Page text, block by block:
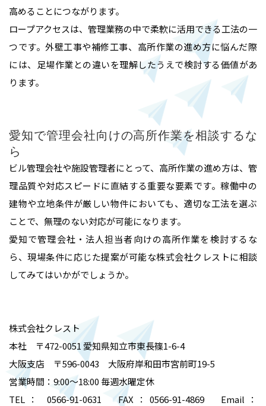
高めることにつながります。
ロープアクセスは、管理業務の中で柔軟に活用できる工法の一
つです。外壁工事や補修工事、高所作業の進め方に悩んだ際
には、足場作業との違いを理解したうえで検討する価値があ
ります。
愛知で管理会社向けの高所作業を相談するな
ら
ビル管理会社や施設管理者にとって、高所作業の進め方は、管
理品質や対応スピードに直結する重要な要素です。稼働中の
建物や立地条件が厳しい物件においても、適切な工法を選ぶ
ことで、無理のない対応が可能になります。
愛知で管理会社・法人担当者向けの高所作業を検討するな
ら、現場条件に応じた提案が可能な株式会社クレストに相談
してみてはいかがでしょうか。
株式会社クレスト
本社 〒472-0051 愛知県知立市東長篠1-6-4
大阪支店 〒596-0043 大阪府岸和田市宮前町19-5
営業時間：9:00～18:00 毎週水曜定休
TEL： 0566-91-0631 FAX：0566-91-4869 Email：